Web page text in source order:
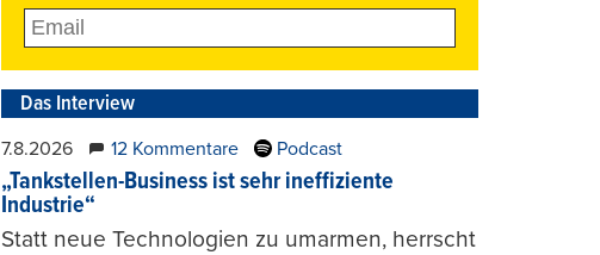
Das Interview
7.8.2026 12 Kommentare Podcast
„Tankstellen-Business ist sehr ineffiziente
Industrie“
Statt neue Technologien zu umarmen, herrscht